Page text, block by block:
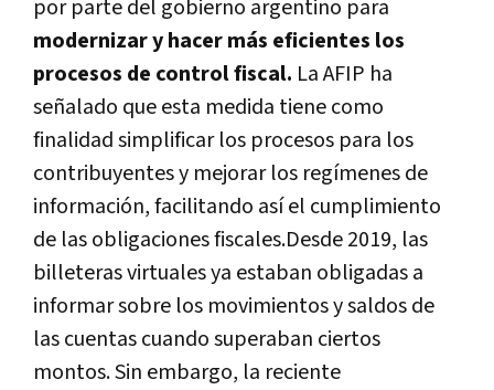
por parte del gobierno argentino para
modernizar y hacer más eficientes los
procesos de control fiscal. La AFIP ha
señalado que esta medida tiene como
finalidad simplificar los procesos para los
contribuyentes y mejorar los regímenes de
información, facilitando así el cumplimiento
de las obligaciones fiscales.Desde 2019, las
billeteras virtuales ya estaban obligadas a
informar sobre los movimientos y saldos de
las cuentas cuando superaban ciertos
montos. Sin embargo, la reciente